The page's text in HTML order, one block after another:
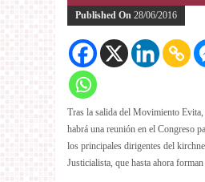
Published On 28/06/2016
Tras la salida del Movimiento
habrá una reunión en el Congreso
los principales dirigentes del
Justicialista, que hasta ahora